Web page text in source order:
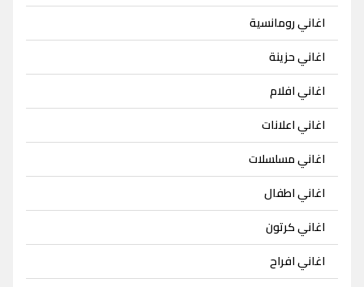
اغاني رومانسية
اغاني حزينة
اغاني افلام
اغاني اعلانات
اغاني مسلسلات
اغاني اطفال
اغاني كرتون
اغاني افراح